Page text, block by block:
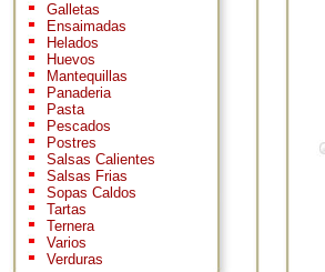
Galletas
Ensaimadas
Helados
Huevos
Mantequillas
Panaderia
Pasta
Pescados
Postres
Salsas Calientes
Salsas Frias
Sopas Caldos
Tartas
Ternera
Varios
Verduras